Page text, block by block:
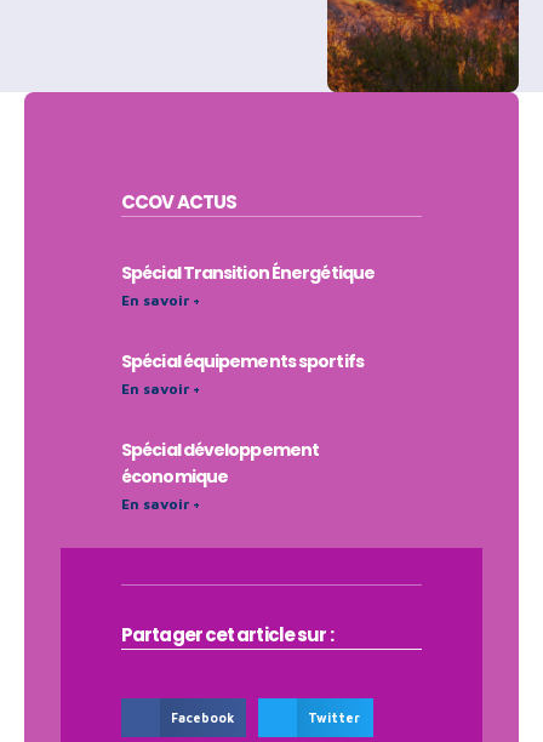
CCOVACTUS
Spécial Transition Énergétique
En savoir +
Spécial équipements sportifs
En savoir +
Spécial développement
économique
En savoir +
Partager cet article sur :
Facebook Twitter